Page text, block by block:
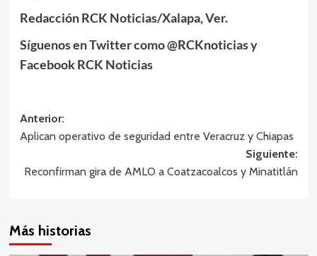
Redacción RCK Noticias/Xalapa, Ver.
Síguenos en Twitter como @RCKnoticias y
Facebook RCK Noticias
Navegación
de
entradas
Anterior:
Aplican operativo de seguridad entre Veracruz y Chiapas
Siguiente:
Reconfirman gira de AMLO a Coatzacoalcos y Minatitlán
Más historias